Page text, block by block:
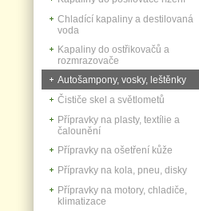
Chladící kapaliny a destilovaná
voda
Kapaliny do ostřikovačů a
rozmrazovače
Autošampony, vosky, leštěnky
Čističe skel a světlometů
Přípravky na plasty, textílie a
čalounění
Přípravky na ošetření kůže
Přípravky na kola, pneu, disky
Přípravky na motory, chladiče,
klimatizace